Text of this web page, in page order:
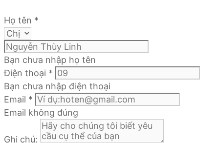
Họ tên *
Bạn chưa nhập họ tên
Điện thoại *
Bạn chưa nhập điện thoại
Email *
Email không đúng
Ghi chú: